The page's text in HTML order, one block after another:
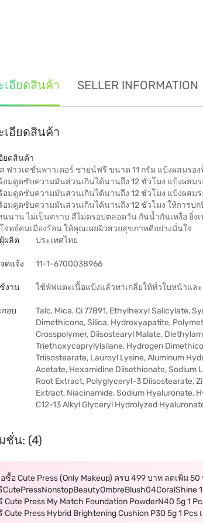
เอียดสินค้า SELLER INFORMATION
เอียดสินค้า
ยดสินค้า
ฟาวเดชั่นพาวเดอร์ ชายน์ฟรี ขนาด 11 กรัม แป้งผสมร
อมดูดซับความมันส่วนเกินได้นานถึง 12 ชั่วโมง แป้งผสม
อมดูดซับความมันส่วนเกินได้นานถึง 12 ชั่วโมง แป้งผสม
อมดูดซับความมันส่วนเกินได้นานถึง 12 ชั่วโมง ให้การป
นาน ไม่เป็นคราบ สีไม่ดรอปตลอดวัน กันน้ำกันเหงื่อ ยิ่ง
จทย์คนเมืองร้อน ให้คุณเผยผิวสวยสุขภาพดีอย่างมั่นใจ
ผลิต
ประเทศไทย
ดแจ้ง 11-1-6700038966
งาน ใช้พัฟแตะเนื้อแป้งแล้วทาเกลี่ยให้ทั่วใบหน้าแล
อบ
Talc, Mica, Ci 77891, Ethylhexyl Salicylate,
Dimethicone, Silica, Hydroxyapatite,
Crosspolymer, Diisostearyl Malate,
Triethoxycaprylylsilane, Hydrogen
Triisostearate, Lauroyl Lysine, Aluminum
Acetate, Hexamidine Diisethionate, Sodium
Root Extract, Polyglyceryl-3 Diisostearate,
Extract, Niacinamide, Sodium Hyaluronate,
C12-13 Alkyl Glyceryl Hydrolyzed
ชั่น: (4)
อซื้อ Cute Press (Only Makeup) ครบ 499 บาท ลดเพิ่ม 50
CutePressNonstopBeautyOmbreBlush04CoralShine
Cute Press My Match Foundation PowderN40 5g 1
Cute Press Hybrid Brightening Cushion P30 5g 1 Pcs